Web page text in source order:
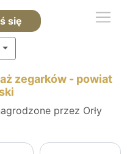
się
zegarków - powiat
przez Orły